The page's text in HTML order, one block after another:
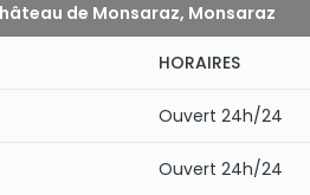
de Monsaraz, Monsaraz
HORAIRES
Ouvert 24h/24
Ouvert 24h/24